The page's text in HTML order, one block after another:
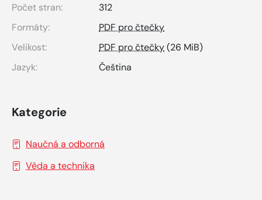
Počet stran:
312
Formáty:
PDF pro čtečky
Velikost:
PDF pro čtečky(26 MiB)
Jazyk:
Čeština
Kategorie
Naučná a odborná
Věda a technika